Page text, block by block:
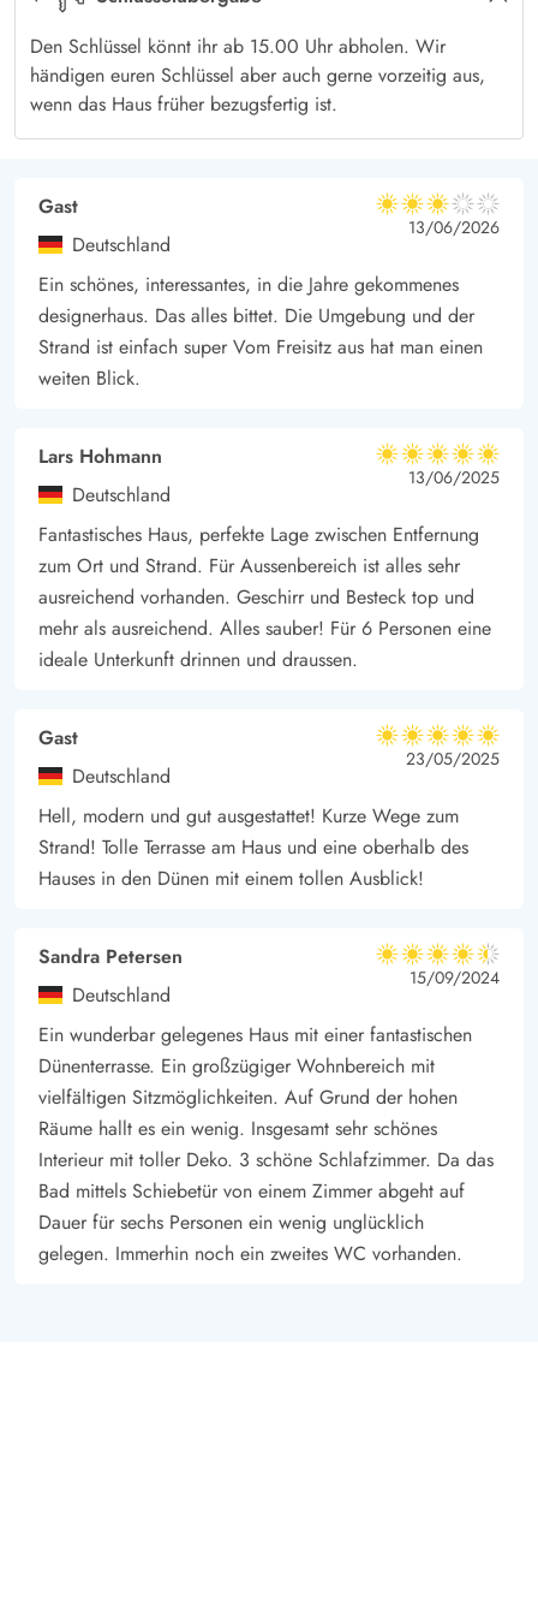
Ferienhaus und könnt dort weiter entspannen.
Den Schlüssel könnt ihr ab 15.00 Uhr abholen. Wir
händigen euren Schlüssel aber auch gerne vorzeitig aus,
wenn das Haus früher bezugsfertig ist.
Gast
Deutschland
3 von 5
3 von 5
3 out of 5
13/06/2026
Ein schönes, interessantes, in die Jahre gekommenes
designerhaus. Das alles bittet. Die Umgebung und der
Strand ist einfach super Vom Freisitz aus hat man einen
weiten Blick.
Lars Hohmann
Deutschland
5 von 5
5 von 5
5 out of 5
13/06/2025
Fantastisches Haus, perfekte Lage zwischen Entfernung
zum Ort und Strand. Für Aussenbereich ist alles sehr
ausreichend vorhanden. Geschirr und Besteck top und
mehr als ausreichend. Alles sauber! Für 6 Personen eine
ideale Unterkunft drinnen und draussen.
Gast
Deutschland
5 von 5
5 von 5
5 out of 5
23/05/2025
Hell, modern und gut ausgestattet! Kurze Wege zum
Strand! Tolle Terrasse am Haus und eine oberhalb des
Hauses in den Dünen mit einem tollen Ausblick!
Sandra Petersen
Deutschland
4.5 von 5
4.5 von 5
4.5 out of 5
15/09/2024
Ein wunderbar gelegenes Haus mit einer fantastischen
Dünenterrasse. Ein großzügiger Wohnbereich mit
vielfältigen Sitzmöglichkeiten. Auf Grund der hohen
Räume hallt es ein wenig. Insgesamt sehr schönes
Interieur mit toller Deko. 3 schöne Schlafzimmer. Da das
Bad mittels Schiebetür von einem Zimmer abgeht auf
Dauer für sechs Personen ein wenig unglücklich
gelegen. Immerhin noch ein zweites WC vorhanden.